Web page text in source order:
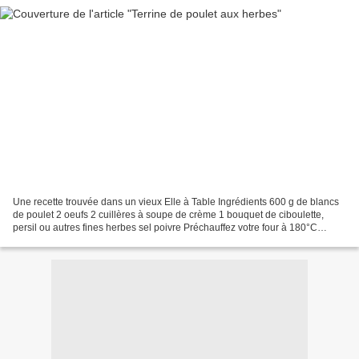
Une recette trouvée dans un vieux Elle à Table Ingrédients 600 g de blancs
de poulet 2 oeufs 2 cuillères à soupe de crème 1 bouquet de ciboulette,
persil ou autres fines herbes sel poivre Préchauffez votre four à 180°C